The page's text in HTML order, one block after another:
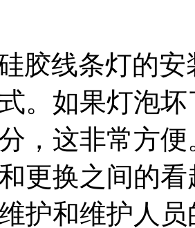
线条灯的安
。如果灯泡
，这非常方
更换之间的
护和维护人